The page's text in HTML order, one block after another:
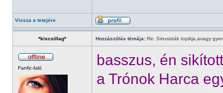
Vissza a tetejére
*kiscsillag* Hozzászólás témája: Re: Siriusisták topikja,avagy
Fanfic-faló
basszus, én
a Trónok Harca